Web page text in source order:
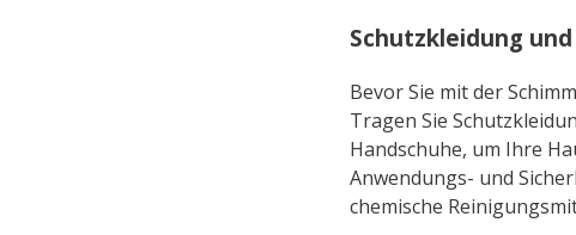
Schutzkleidung
Bevor Sie mit der
Tragen Sie
Handschuhe, um Ihre
Anwendungs- und
chemische